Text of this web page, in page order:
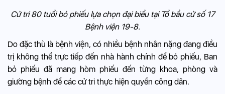
Cử tri 80 tuổi bỏ phiếu lựa chọn đại biểu tại Tổ bầu cử số 17
Bệnh viện 19-8.
Do đặc thù là bệnh viện, có nhiều bệnh nhân nặng đang điều
trị không thể trực tiếp đến nhà hành chính để bỏ phiếu, Ban
bỏ phiếu đã mang hòm phiếu đến từng khoa, phòng và
giường bệnh để các cử tri thực hiện quyền công dân.